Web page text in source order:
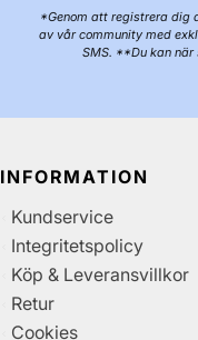
*Genom att registrera dig
av vår community med
SMS. **Du kan när
INFORMATION
Kundservice
Integritetspolicy
Köp & Leveransvillkor
Retur
Cookies